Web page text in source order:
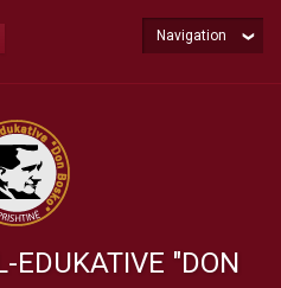
EDUKATIVE "DON
Navigation